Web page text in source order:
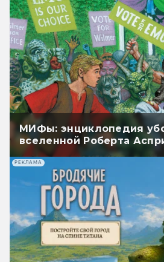
МИФы: энциклопедия
вселенной Роберта
РЕКЛАМА